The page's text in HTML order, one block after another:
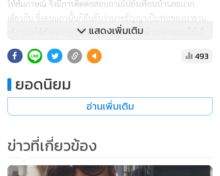
ให้สัมภาษณ์ จึงมีการติดต่อสอบถามไปยังเพื่อนบ้านละแวก
เดียวกัน ซึ่งคนแถวนั้นก็ยืนยันว่านายธัญญาเป็นพ่อของนาธาน
จริง และได้ย้ายมาอยู่ที่นี่เมื่อหลายปีแล้ว ทั้งตัวนาธานเองก็ยังมี
โอกาสมาเยี่ยมพ่อที่นี่บ้างแต่ไม่บ่อย
ซึ่งในช่วงค่ำของวันเดียวกัน นาธานก็ได้ออกมาเปิดใจให้
สัมภาษณ์ผ่านทางรายการ “ตาสว่าง” ทางช่อง9 อีกครั้งถึง
ประเด็นดังกล่าว โดยนาธานก็ยังยืนยันว่าตนนั้นเป็นลูกครึ่งไทย-
“ธานก็ยังจะยืนยันเหมือนเดิม ทุกอย่างที่ธานบอกธานเองก็ยัง
แสดงเพิ่มเติม
493
ยอดนิยม
อ่านเพิ่มเติม
ข่าวที่เกี่ยวข้อง